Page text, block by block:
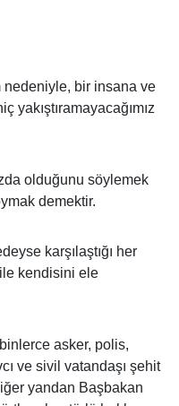
bir insana ve
yakıştıramayacağımız
olduğunu söylemek
demektir.
karşılaştığı her
ile kendisini ele
asker, polis,
ve sivil vatandaşı şehit
yandan Başbakan